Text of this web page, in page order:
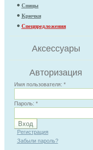
Спицы
Крючки
Спецпредложения
Аксессуары
Авторизация
Имя пользователя: *
Пароль: *
Регистрация
Забыли пароль?